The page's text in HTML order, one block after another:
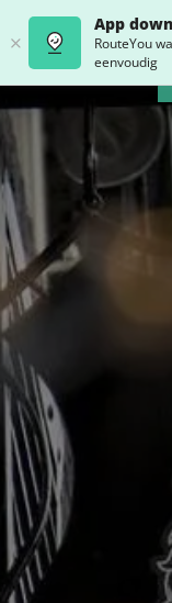
App
RouteYou
eenvoudig